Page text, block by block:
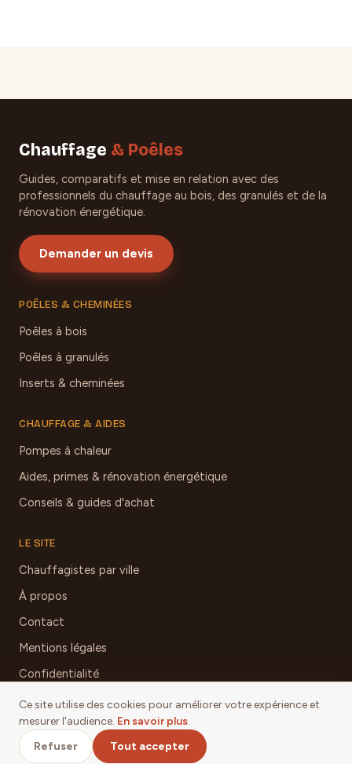
Chauffage & Poêles
Guides, comparatifs et mise en relation avec des
professionnels du chauffage au bois, des granulés et de la
rénovation énergétique.
Demander un devis
POÊLES & CHEMINÉES
Poêles à bois
Poêles à granulés
Inserts & cheminées
CHAUFFAGE & AIDES
Pompes à chaleur
Aides, primes & rénovation énergétique
Conseils & guides d'achat
LE SITE
Chauffagistes par ville
À propos
Contact
Mentions légales
Confidentialité
© 2026 Chauffage & Poêles Aveyron
Mentions légales
Confidentialité
Ce site utilise des cookies pour améliorer votre expérience et
mesurer l'audience. En savoir plus.
Refuser
Tout accepter